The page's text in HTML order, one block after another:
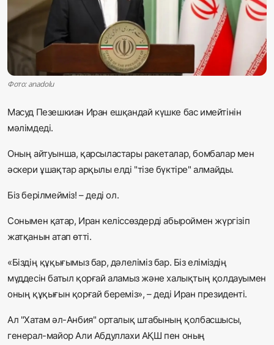
Жаңалықтар
Журналистік зерттеу
Қазақ тілі
Фото: anadolu
Масуд Пезешкиан Иран ешқандай күшке бас имейтінін
мәлімдеді.
Оның айтуынша, қарсыластары ракеталар, бомбалар мен
әскери ұшақтар арқылы елді "тізе бүктіре" алмайды.
Біз берілмейміз! – деді ол.
Сонымен қатар, Иран келіссөздерді абыроймен жүргізіп
жатқанын атап өтті.
«Біздің құқығымыз бар, дәлеліміз бар. Біз еліміздің
мүддесін батыл қорғай аламыз және халықтың қолдауымен
оның құқығын қорғай береміз», – деді Иран президенті.
Ал "Хатам әл-Анбия" орталық штабының қолбасшысы,
генерал-майор Али Абдуллахи АҚШ пен оның